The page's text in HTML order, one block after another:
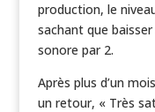
production, le
sachant que
sonore par 2.
Après plus d’un
un retour, « Très